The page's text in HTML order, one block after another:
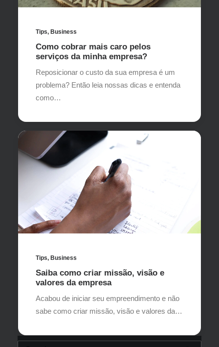
Tips, Business
Como cobrar mais caro pelos
serviços da minha empresa?
Reposicionar o custo da sua empresa é um
problema? Então leia nossas dicas e entenda
como…
Tips, Business
Saiba como criar missão, visão e
valores da empresa
Acabou de iniciar seu empreendimento e não
sabe como criar missão, visão e valores da…